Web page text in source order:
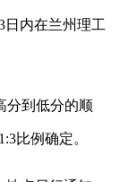
日内在兰州理工
分到低分的顺
比例确定。